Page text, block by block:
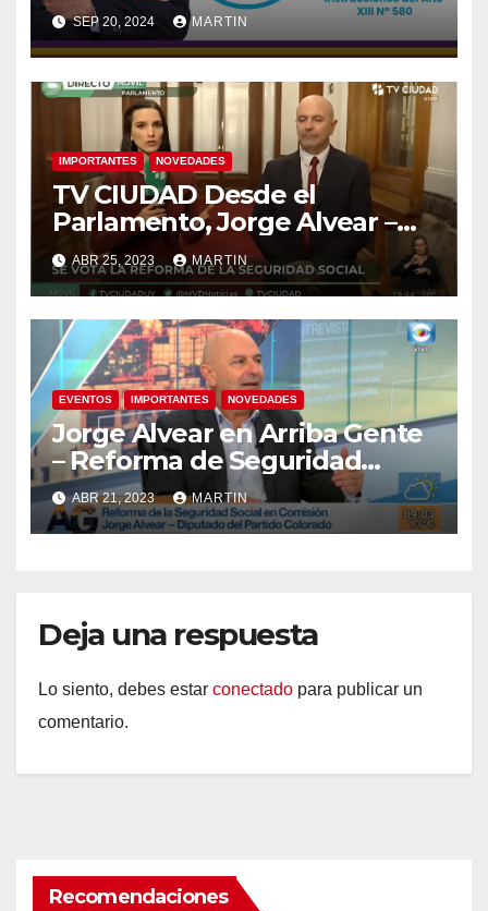
SEP 20, 2024 MARTIN
IMPORTANTES NOVEDADES
TV CIUDAD Desde el
Parlamento, Jorge Alvear –
Votación reforma Seguridad
Social
ABR 25, 2023 MARTIN
EVENTOS IMPORTANTES NOVEDADES
Jorge Alvear en Arriba Gente
– Reforma de Seguridad
Social
ABR 21, 2023 MARTIN
Deja una respuesta
Lo siento, debes estar conectado para publicar un
comentario.
Recomendaciones